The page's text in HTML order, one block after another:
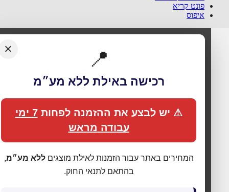
פונט קריא
איפוס
📍
רכישה באילת ללא מע״מ
⚠ יש לבצע את ההזמנה לפחות 7 ימי
עבודה מראש
המחירים באתר עבור הזמנות לאילת מוצגיםללא מע״מ,
בהתאם לתנאי החוק.